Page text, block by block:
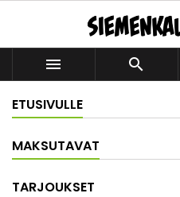
 
ETUSIVULLE
MAKSUTAVAT
TARJOUKSET